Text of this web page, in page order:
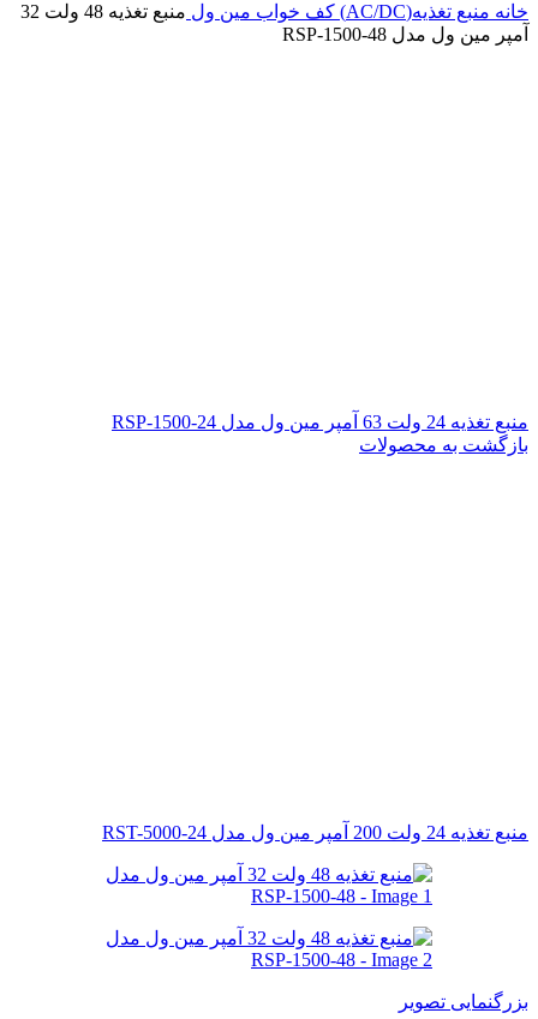
خانه منبع تغذیه(AC/DC) کف خواب مین ول
منبع تغذیه 48 ولت 32
آمپر مین ول مدل RSP-1500-48
منبع تغذیه 24 ولت 63 آمپر مین ول مدل RSP-1500-24
بازگشت به محصولات
منبع تغذیه 24 ولت 200 آمپر مین ول مدل RST-5000-24
بزرگنمایی تصویر